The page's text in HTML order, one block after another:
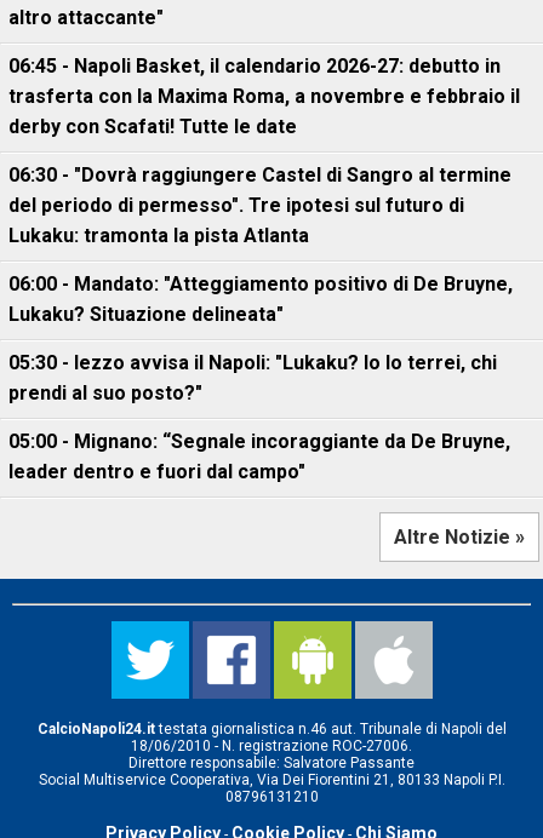
altro attaccante"
06:45 - Napoli Basket, il calendario 2026-27: debutto in
trasferta con la Maxima Roma, a novembre e febbraio il
derby con Scafati! Tutte le date
06:30 - "Dovrà raggiungere Castel di Sangro al termine
del periodo di permesso". Tre ipotesi sul futuro di
Lukaku: tramonta la pista Atlanta
06:00 - Mandato: "Atteggiamento positivo di De Bruyne,
Lukaku? Situazione delineata"
05:30 - Iezzo avvisa il Napoli: "Lukaku? Io lo terrei, chi
prendi al suo posto?"
05:00 - Mignano: “Segnale incoraggiante da De Bruyne,
leader dentro e fuori dal campo"
Altre Notizie »
CalcioNapoli24.ittestata giornalistica n.46 aut. Tribunale di Napoli del
18/06/2010 - N. registrazione ROC-27006.
Direttore responsabile: Salvatore Passante
Social Multiservice Cooperativa, Via Dei Fiorentini 21, 80133 Napoli P.I.
08796131210
Privacy Policy - Cookie Policy - Chi Siamo